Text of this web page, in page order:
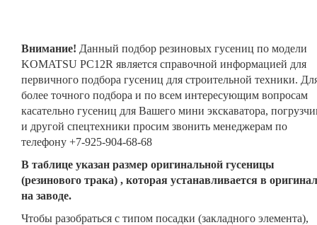
Внимание! Данный подбор резиновых гусениц по модели
KOMATSU PC12R является справочной информацией для
первичного подбора гусениц для строительной техники.
более точного подбора и по всем интересующим вопросам
касательно гусениц для Вашего мини экскаватора,
и другой спецтехники просим звонить менеджерам по
телефону +7-925-904-68-68
В таблице указан размер оригинальной гусеницы
(резинового трака) , которая устанавливается в
на заводе.
Чтобы разобраться с типом посадки (закладного элемента),